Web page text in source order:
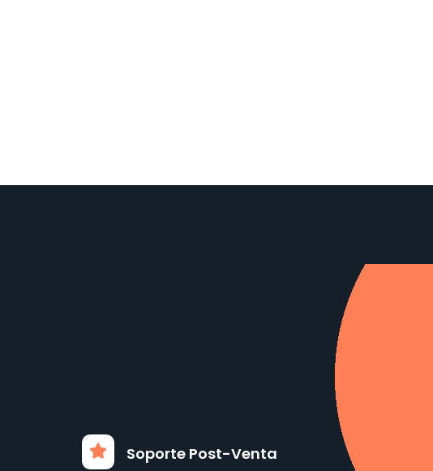
Soporte Post-Venta